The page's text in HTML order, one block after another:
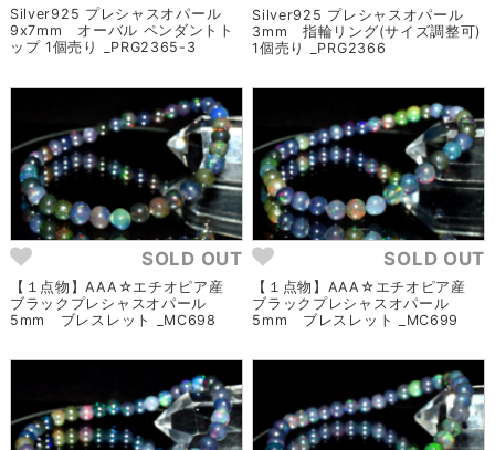
Silver925 プレシャスオパール
9x7mm オーバル ペンダントト
ップ 1個売り _PRG2365-3
Silver925 プレシャスオパール
3mm 指輪リング(サイズ調整可)
1個売り _PRG2366
SOLD OUT
【１点物】AAA☆エチオピア産
ブラックプレシャスオパール
5mm ブレスレット _MC698
SOLD OUT
【１点物】AAA☆エチオピア産
ブラックプレシャスオパール
5mm ブレスレット _MC699